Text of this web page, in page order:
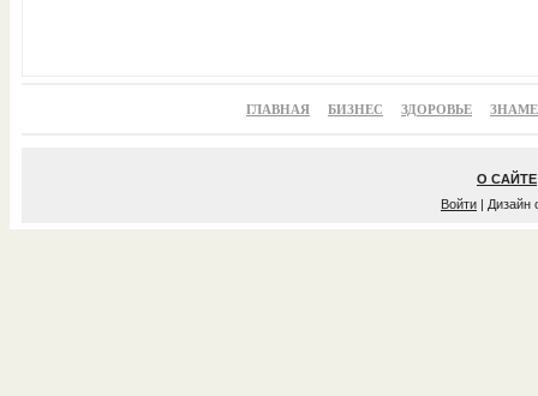
ГЛАВНАЯ БИЗНЕС ЗДОРОВЬЕ
О САЙТЕ
Войти | Дизайн